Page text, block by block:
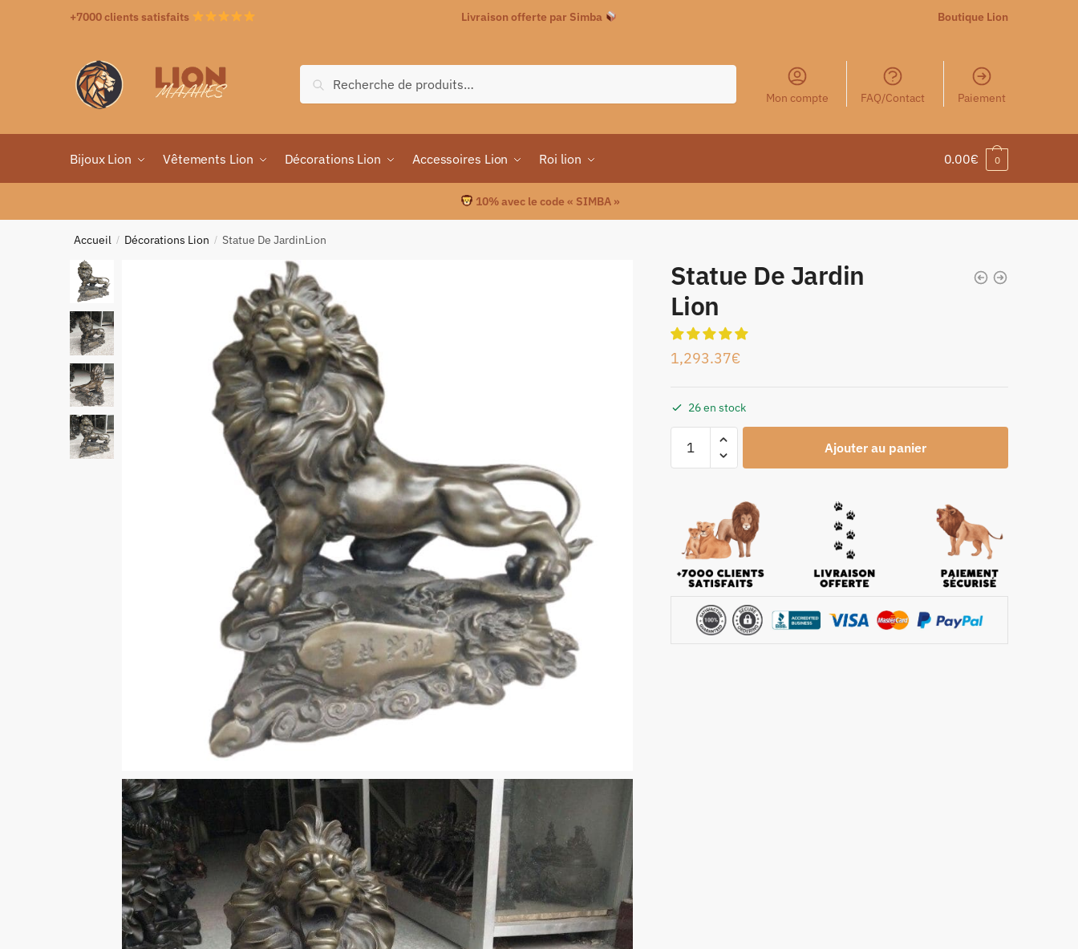
+7000 clients satisfaits Livraison offerte par Simba Boutique Lion
Recherche
Mon compte FAQ/Contact Paiement
Bijoux Lion Vêtements Lion Décorations Lion Accessoires Lion Roi lion 0.00€ 0
10% avec le code « SIMBA »
Accueil / Décorations Lion / Statue De JardinLion
Statue De Jardin
Lion
1,293.37€
26 en stock
Ajouter au panier